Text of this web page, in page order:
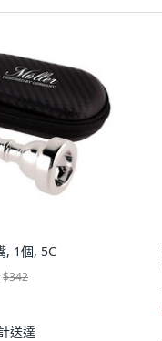
, 1個, 5C
$342
送達